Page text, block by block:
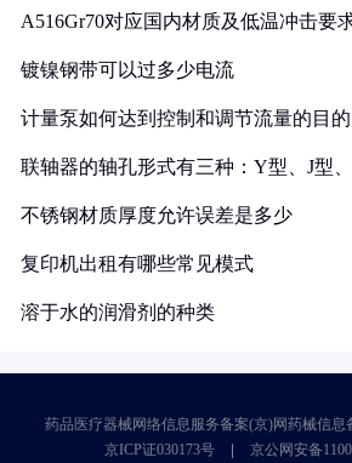
A516Gr70对应国内材质及低温冲击要
镀镍钢带可以过多少电流
计量泵如何达到控制和调节流量的目的
联轴器的轴孔形式有三种：Y型、J型
不锈钢材质厚度允许误差是多少
复印机出租有哪些常见模式
溶于水的润滑剂的种类
药品医疗器械网络信息服务备案(京)网药械信息
京ICP证030173号
京公网安备